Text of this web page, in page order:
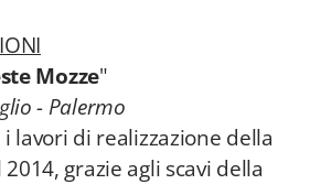
Mozze"
- Palermo
lavori di realizzazione della
grazie agli scavi della